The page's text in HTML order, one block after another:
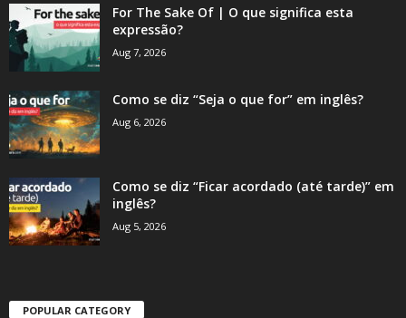
For The Sake Of | O que significa esta
expressão?
Aug 7, 2026
Como se diz “Seja o que for” em inglês?
Aug 6, 2026
Como se diz “Ficar acordado (até tarde)” em
inglês?
Aug 5, 2026
POPULAR CATEGORY